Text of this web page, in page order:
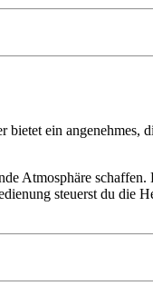
ein angenehmes,
Atmosphäre
steuerst du die